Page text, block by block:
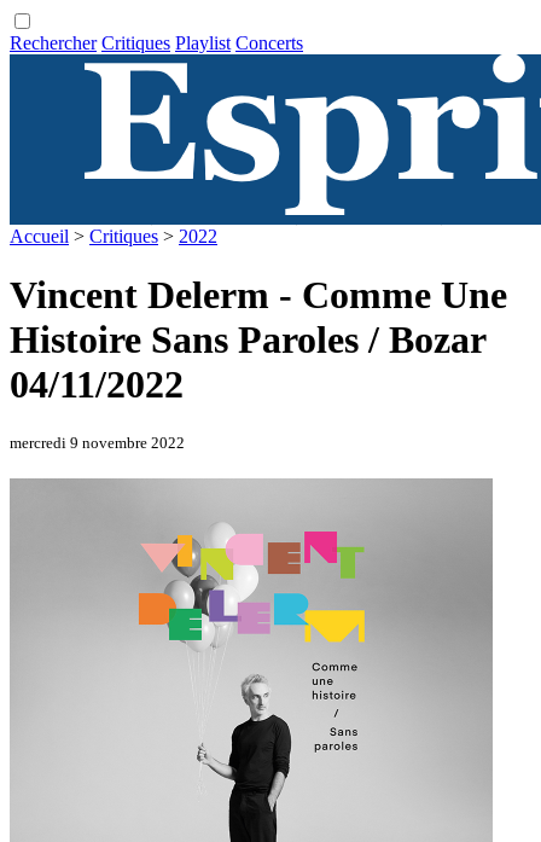
Rechercher Critiques Playlist Concerts
Accueil > Critiques > 2022
Vincent Delerm - Comme Une
Histoire Sans Paroles / Bozar
04/11/2022
mercredi 9 novembre 2022